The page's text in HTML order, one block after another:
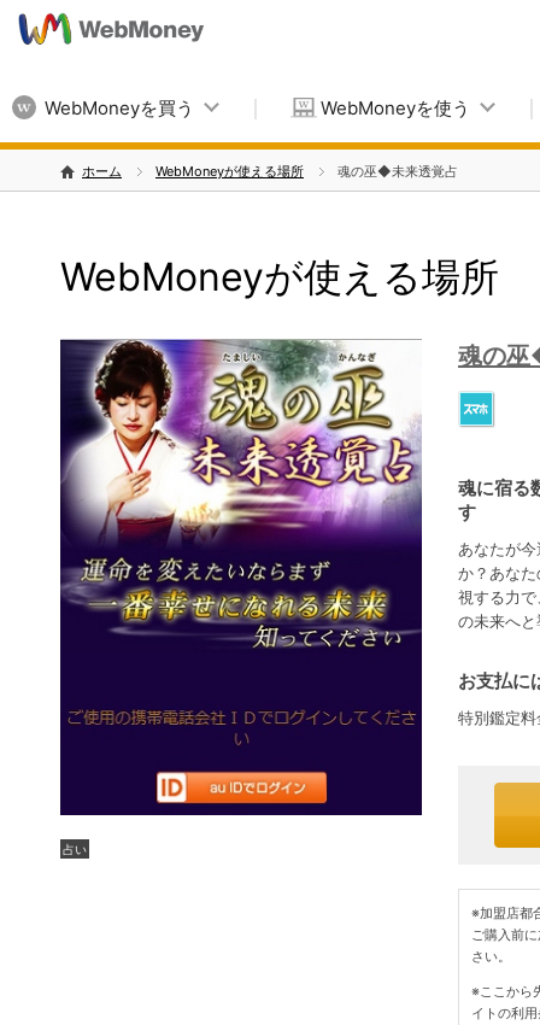
WebMoneyを買う WebMoneyを使う
ホーム WebMoneyが使える場所 魂の巫◆未来透覚占
WebMoneyが使える場所
占い
魂の
魂に宿る
す
あなたが
か？あな
視する力
の未来へ
お支払に
特別鑑定
※加盟店都
ご購入前
さい。
※ここから
イトの利